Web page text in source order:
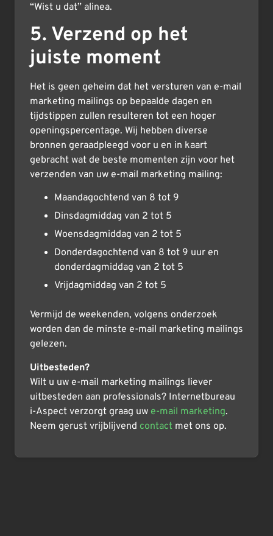
“Wist u dat” alinea.
5. Verzend op het
juiste moment
Het is geen geheim dat het versturen van e-mail
marketing mailings op bepaalde dagen en
tijdstippen zullen resulteren tot een hoger
openingspercentage. Wij hebben diverse
bronnen geraadpleegd voor u en in kaart
gebracht wat de beste momenten zijn voor het
verzenden van uw e-mail marketing mailing:
Maandagochtend van 8 tot 9
Dinsdagmiddag van 2 tot 5
Woensdagmiddag van 2 tot 5
Donderdagochtend van 8 tot 9 uur en
donderdagmiddag van 2 tot 5
Vrijdagmiddag van 2 tot 5
Vermijd de weekenden, volgens onderzoek
worden dan de minste e-mail marketing mailings
gelezen.
Uitbesteden?
Wilt u uw e-mail marketing mailings liever
uitbesteden aan professionals? Internetbureau
i-Aspect verzorgt graag uw e-mail marketing.
Neem gerust vrijblijvend contact met ons op.